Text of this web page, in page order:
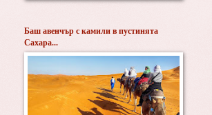
Баш авенчър с камили в пустинята
Сахара...